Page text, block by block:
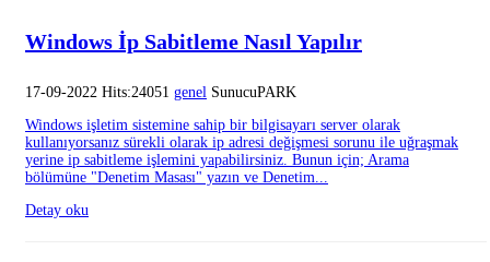
Windows İp Sabitleme Nasıl Yapılır
17-09-2022 Hits:24051 genel SunucuPARK
Windows işletim sistemine sahip bir bilgisayarı server olarak
kullanıyorsanız sürekli olarak ip adresi değişmesi sorunu ile uğraşmak
yerine ip sabitleme işlemini yapabilirsiniz. Bunun için; Arama
bölümüne "Denetim Masası" yazın ve Denetim...
Detay oku